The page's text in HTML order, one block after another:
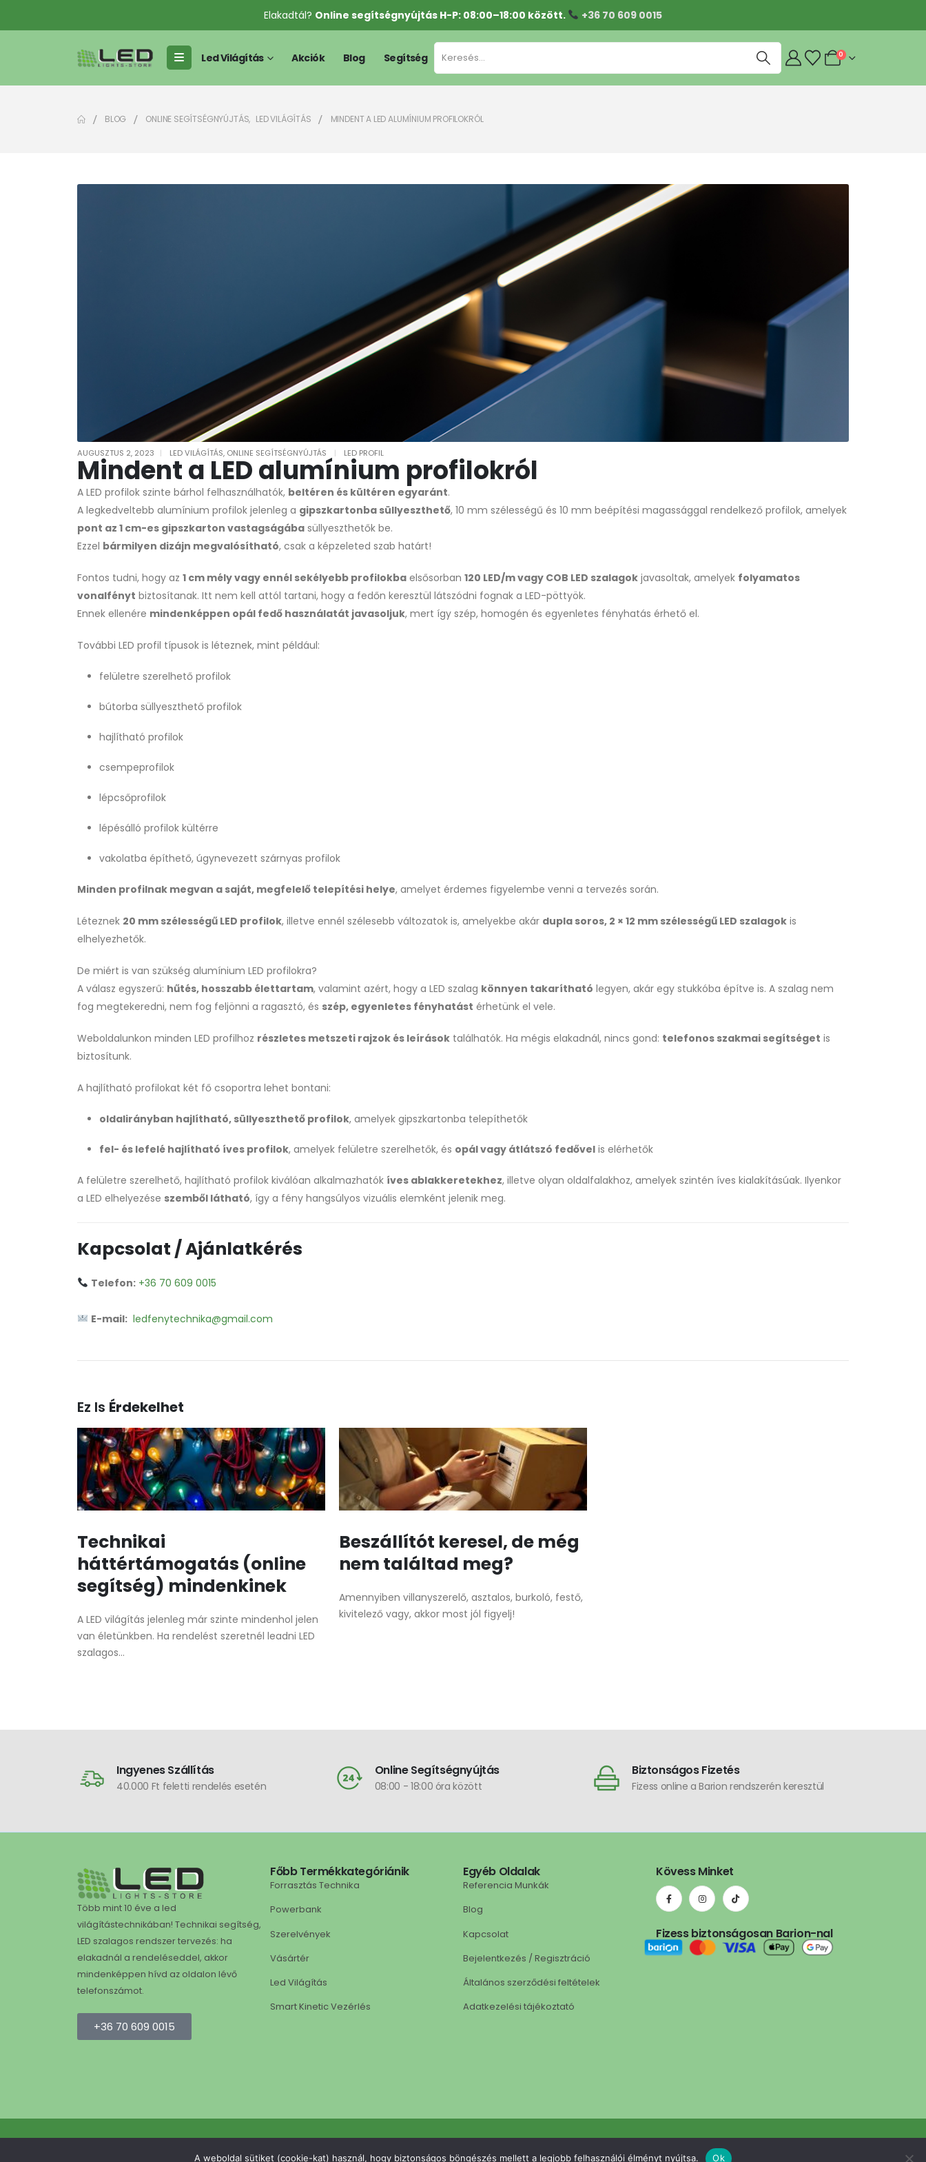
Elakadtál? Online segítségnyújtás H-P: 08:00–18:00 között. +36 70 609 0015
Led Világítás Akciók Blog Segítség 0
BLOG ONLINE SEGÍTSÉGNYÚJTÁS, LED VILÁGÍTÁS MINDENT A LED ALUMÍNIUM PROFILOKRÓL
AUGUSZTUS 2, 2023 LED VILÁGÍTÁS, ONLINE SEGÍTSÉGNYÚJTÁS LED PROFIL
Mindent a LED alumínium profilokról
A LED profilok szinte bárhol felhasználhatók, beltéren és kültéren egyaránt.
A legkedveltebb alumínium profilok jelenleg a gipszkartonba süllyeszthető, 10 mm szélességű és 10 mm beépítési magassággal rendelkező profilok, amelyek
pont az 1 cm-es gipszkarton vastagságába süllyeszthetők be.
Ezzel bármilyen dizájn megvalósítható, csak a képzeleted szab határt!
Fontos tudni, hogy az 1 cm mély vagy ennél sekélyebb profilokba elsősorban 120 LED/m vagy COB LED szalagok javasoltak, amelyek folyamatos
vonalfényt biztosítanak. Itt nem kell attól tartani, hogy a fedőn keresztül látszódni fognak a LED-pöttyök.
Ennek ellenére mindenképpen opál fedő használatát javasoljuk, mert így szép, homogén és egyenletes fényhatás érhető el.
További LED profil típusok is léteznek, mint például:
felületre szerelhető profilok
bútorba süllyeszthető profilok
hajlítható profilok
csempeprofilok
lépcsőprofilok
lépésálló profilok kültérre
vakolatba építhető, úgynevezett szárnyas profilok
Minden profilnak megvan a saját, megfelelő telepítési helye, amelyet érdemes figyelembe venni a tervezés során.
Léteznek 20 mm szélességű LED profilok, illetve ennél szélesebb változatok is, amelyekbe akár dupla soros, 2 × 12 mm szélességű LED szalagok is
elhelyezhetők.
De miért is van szükség alumínium LED profilokra?
A válasz egyszerű: hűtés, hosszabb élettartam, valamint azért, hogy a LED szalag könnyen takarítható legyen, akár egy stukkóba építve is. A szalag nem
fog megtekeredni, nem fog feljönni a ragasztó, és szép, egyenletes fényhatást érhetünk el vele.
Weboldalunkon minden LED profilhoz részletes metszeti rajzok és leírások találhatók. Ha mégis elakadnál, nincs gond: telefonos szakmai segítséget is
biztosítunk.
A hajlítható profilokat két fő csoportra lehet bontani:
oldalirányban hajlítható, süllyeszthető profilok, amelyek gipszkartonba telepíthetők
fel- és lefelé hajlítható íves profilok, amelyek felületre szerelhetők, és opál vagy átlátszó fedővel is elérhetők
A felületre szerelhető, hajlítható profilok kiválóan alkalmazhatók íves ablakkeretekhez, illetve olyan oldalfalakhoz, amelyek szintén íves kialakításúak. Ilyenkor
a LED elhelyezése szemből látható, így a fény hangsúlyos vizuális elemként jelenik meg.
Kapcsolat / Ajánlatkérés
Telefon: +36 70 609 0015
E-mail: ledfenytechnika@gmail.com
Ez Is Érdekelhet
Technikai
háttértámogatás (online
segítség) mindenkinek
A LED világítás jelenleg már szinte mindenhol jelen
van életünkben. Ha rendelést szeretnél leadni LED
szalagos...
Beszállítót keresel, de még
nem találtad meg?
Amennyiben villanyszerelő, asztalos, burkoló, festő,
kivitelező vagy, akkor most jól figyelj!
Ingyenes Szállítás
40.000 Ft feletti rendelés esetén
Online Segítségnyújtás
08:00 - 18:00 óra között
Biztonságos Fizetés
Fizess online a Barion rendszerén keresztül
Több mint 10 éve a led
világítástechnikában! Technikai segítség,
LED szalagos rendszer tervezés: ha
elakadnál a rendeléseddel, akkor
mindenképpen hívd az oldalon lévő
telefonszámot.
+36 70 609 0015
Főbb Termékkategóriánik
Forrasztás Technika
Powerbank
Szerelvények
Vásártér
Led Világítás
Smart Kinetic Vezérlés
Egyéb Oldalak
Referencia Munkák
Blog
Kapcsolat
Bejelentkezés / Regisztráció
Általános szerződési feltételek
Adatkezelési tájékoztató
Kövess Minket
Fizess biztonságosan Barion-nal
A weboldal sütiket (cookie-kat) használ, hogy biztonságos böngészés mellett a legjobb felhasználói élményt nyújtsa. Ok